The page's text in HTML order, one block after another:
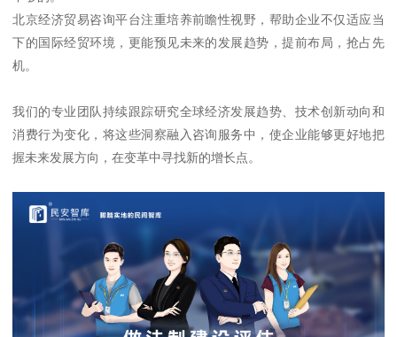
北京经济贸易咨询平台注重培养前瞻性视野，帮助企业不仅适应当
下的国际经贸环境，更能预见未来的发展趋势，提前布局，抢占先
机。
我们的专业团队持续跟踪研究全球经济发展趋势、技术创新动向和
消费行为变化，将这些洞察融入咨询服务中，使企业能够更好地把
握未来发展方向，在变革中寻找新的增长点。